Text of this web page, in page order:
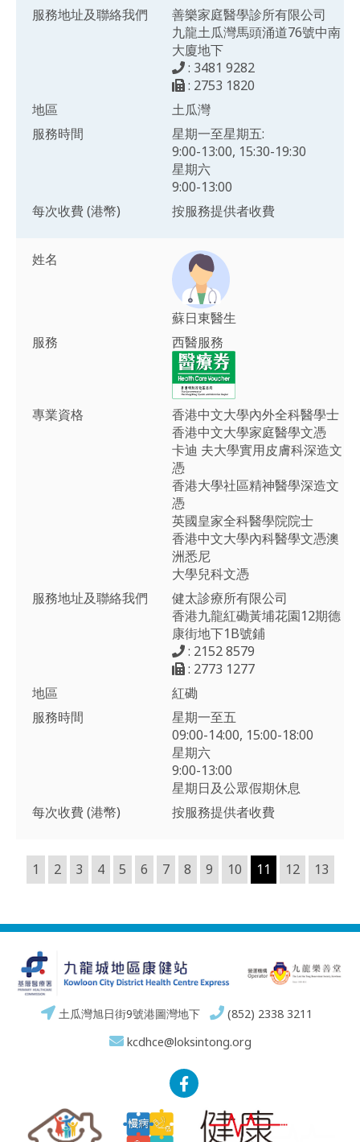
服務地址及聯絡我們
善樂家庭醫學診所有限公司
九龍土瓜灣馬頭涌道76號中南
大廈地下
: 3481 9282
: 2753 1820
地區
土瓜灣
服務時間
星期一至星期五:
9:00-13:00, 15:30-19:30
星期六
9:00-13:00
每次收費 (港幣)
按服務提供者收費
姓名
蘇日東醫生
服務
西醫服務
專業資格
香港中文大學內外全科醫學士
香港中文大學家庭醫學文憑
卡迪 夫大學實用皮膚科深造文
憑
香港大學社區精神醫學深造文
憑
英國皇家全科醫學院院士
香港中文大學內科醫學文憑澳
洲悉尼
大學兒科文憑
服務地址及聯絡我們
健太診療所有限公司
香港九龍紅磡黃埔花園12期德
康街地下1B號鋪
: 2152 8579
: 2773 1277
地區
紅磡
服務時間
星期一至五
09:00-14:00, 15:00-18:00
星期六
9:00-13:00
星期日及公眾假期休息
每次收費 (港幣)
按服務提供者收費
1 2 3 4 5 6 7 8 9 10 11 12 13
土瓜灣旭日街9號港圖灣地下
(852) 2338 3211
kcdhce@loksintong.org